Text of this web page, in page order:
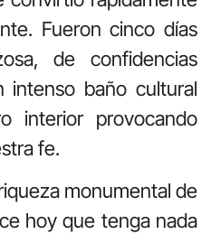
Fueron cinco días
de confidencias
baño cultural
interior provocando
fe.
monumental de
hoy que tenga nada